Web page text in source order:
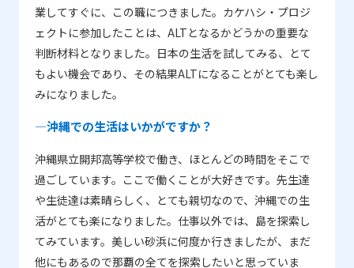
業してすぐに、この職につきました。カケハシ・プロジ
ェクトに参加したことは、ALTとなるかどうかの重要な
判断材料となりました。日本の生活を試してみる、とて
もよい機会であり、その結果ALTになることがとても楽し
みになりました。
―沖縄での生活はいかがですか？
沖縄県立開邦高等学校で働き、ほとんどの時間をそこで
過ごしています。ここで働くことが大好きです。先生達
や生徒達は素晴らしく、とても親切なので、沖縄での生
活がとても楽になりました。仕事以外では、島を探索し
てみています。美しい砂浜に何度か行きましたが、まだ
他にもあるので那覇の全てを探索したいと思っていま